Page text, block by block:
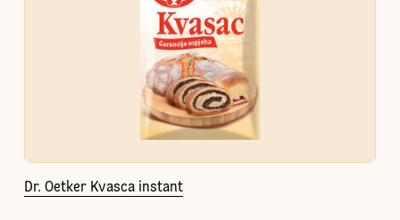
Dr. Oetker Kvasca instant